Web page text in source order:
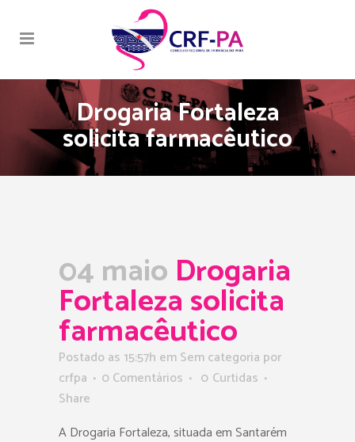
Drogaria Fortaleza
solicita farmacêutico
04 maio Drogaria
Fortaleza solicita
farmacêutico
Postado as 15:57h em Sem categoria por
crfpa
0 Comentários 0 Curtidas
Share
A Drogaria Fortaleza, situada em Santarém